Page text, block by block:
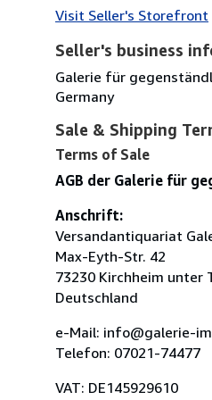
Visit Seller's Storefront
Seller's business
Galerie für
Germany
Sale & Shipping
Terms of Sale
AGB der Galerie für
Anschrift:
Versandantiquariat
Max-Eyth-Str. 42
73230 Kirchheim unter
Deutschland
e-Mail: info@galerie-
Telefon: 07021-74477
VAT: DE145929610